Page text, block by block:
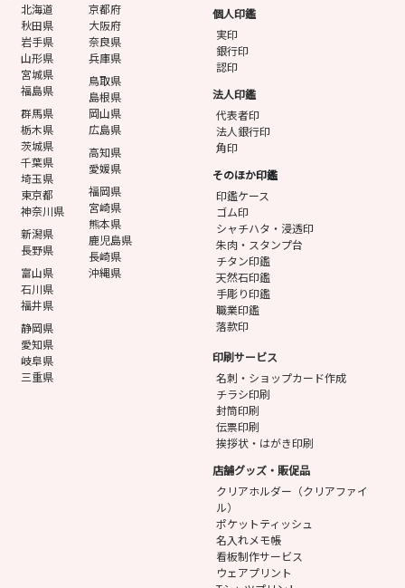
北海道
秋田県
岩手県
山形県
宮城県
福島県
群馬県
栃木県
茨城県
千葉県
埼玉県
東京都
神奈川県
新潟県
長野県
富山県
石川県
福井県
静岡県
愛知県
岐阜県
三重県
京都府
大阪府
奈良県
兵庫県
鳥取県
島根県
岡山県
広島県
高知県
愛媛県
福岡県
宮崎県
熊本県
鹿児島県
長崎県
沖縄県
個人印鑑
実印
銀行印
認印
法人印鑑
代表者印
法人銀行印
角印
そのほか印鑑
印鑑ケース
ゴム印
シャチハタ・浸透印
朱肉・スタンプ台
チタン印鑑
天然石印鑑
手彫り印鑑
職業印鑑
落款印
印刷サービス
名刺・ショップカード作成
チラシ印刷
封筒印刷
伝票印刷
挨拶状・はがき印刷
店舗グッズ・販促品
クリアホルダー（クリアファイ
ル）
ポケットティッシュ
名入れメモ帳
看板制作サービス
ウェアプリント